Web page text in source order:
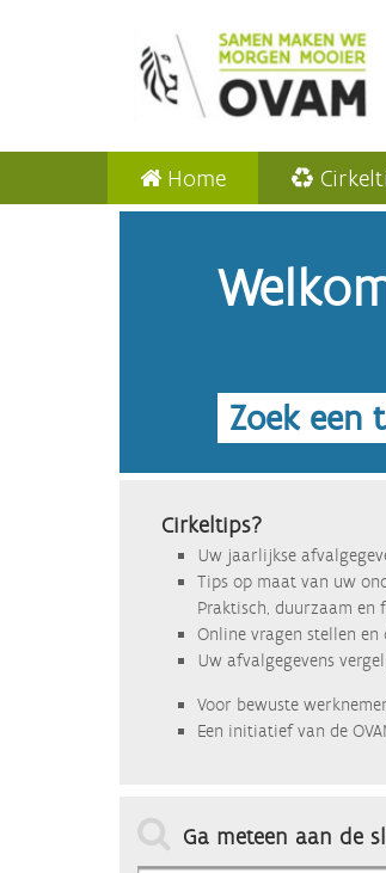
Home
Zoek een
Cirkeltips?
Uw jaarlijkse
Tips op maat van uw
Praktisch, duurzaam en
Online vragen stellen
Uw afvalgegevens
Voor bewuste
Een initiatief van de
Ga meteen aan de